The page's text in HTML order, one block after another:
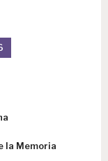
la Memoria